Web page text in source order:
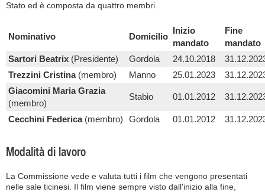
Stato ed è composta da quattro membri.
Nominativo Domicilio
Inizio
mandato
Fine
mandato
Sartori Beatrix (Presidente) Gordola 24.10.2018
Trezzini Cristina (membro) Manno 25.01.2023
Giacomini Maria Grazia
(membro)
Stabio 01.01.2012
Cecchini Federica(membro) Gordola 01.01.2012
Modalità di lavoro
La Commissione vede e valuta tutti i film che vengono presentati
nelle sale ticinesi. Il film viene sempre visto dall'inizio alla fine,